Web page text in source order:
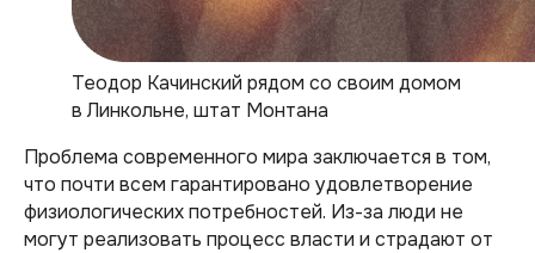
Теодор Качинский рядом со своим домом
в Линкольне, штат Монтана
Проблема современного мира заключается в том,
что почти всем гарантировано удовлетворение
физиологических потребностей. Из-за люди не
могут реализовать процесс власти и страдают от